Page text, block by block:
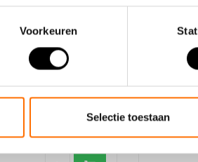
Voorkeuren
Selectie toestaan
Lacros Scamper
Faltrad mit
- Erhältlich
-
€2.899,00